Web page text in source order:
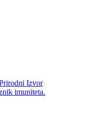
Izvor
imuniteta.